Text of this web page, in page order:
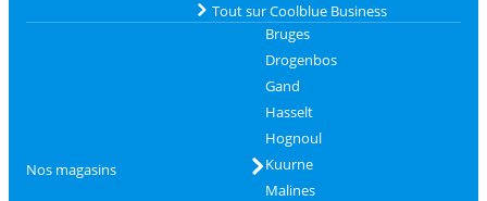
Tout sur Coolblue Business
Nos magasins
Bruges
Drogenbos
Gand
Hasselt
Hognoul
Kuurne
Malines